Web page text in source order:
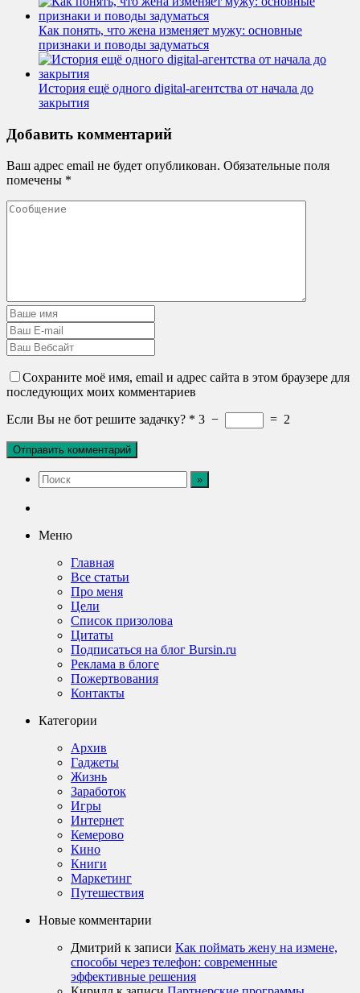
Как понять, что жена изменяет мужу: основные
признаки и поводы задуматься
История ещё одного digital-агентства от начала до
закрытия
Добавить комментарий
Ваш адрес email не будет опубликован. Обязательные поля
помечены *
Сохраните моё имя, email и адрес сайта в этом браузере для
последующих моих комментариев
Если Вы не бот решите задачку? * 3 − = 2
Меню
Главная
Все статьи
Про меня
Цели
Список призолова
Цитаты
Подписаться на блог Bursin.ru
Реклама в блоге
Пожертвования
Контакты
Категории
Архив
Гаджеты
Жизнь
Заработок
Игры
Интернет
Кемерово
Кино
Книги
Маркетинг
Путешествия
Новые комментарии
Дмитрий к записи Как поймать жену на измене,
способы через телефон: современные
эффективные решения